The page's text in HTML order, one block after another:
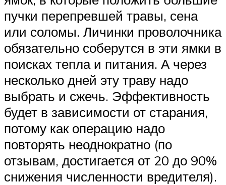
пучки перепревшей травы, сена
или соломы. Личинки проволочника
обязательно соберутся в эти ямки в
поисках тепла и питания. А через
несколько дней эту траву надо
выбрать и сжечь. Эффективность
будет в зависимости от старания,
потому как операцию надо
повторять неоднократно (по
отзывам, достигается от 20 до 90%
снижения численности вредителя).